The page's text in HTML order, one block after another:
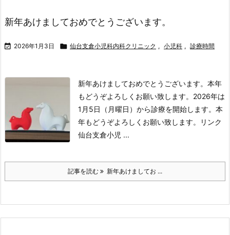
新年あけましておめでとうございます。
 2026年1月3日  仙台支倉小児科内科クリニック , 小児科 , 診療時間
新年あけましておめでとうございます。 本年
もどうぞよろしくお願い致します。 2026年は
1月5日（月曜日）から診療を開始します。 本
年もどうぞよろしくお願い致します。
リンク
仙台支倉小児 ...
記事を読む 新年あけましてお ...